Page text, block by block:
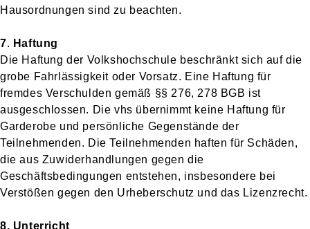
Hausordnungen sind zu beachten.
7. Haftung
Die Haftung der Volkshochschule beschränkt sich auf die
grobe Fahrlässigkeit oder Vorsatz. Eine Haftung für
fremdes Verschulden gemäß §§ 276, 278 BGB ist
ausgeschlossen. Die vhs übernimmt keine Haftung für
Garderobe und persönliche Gegenstände der
Teilnehmenden. Die Teilnehmenden haften für Schäden,
die aus Zuwiderhandlungen gegen die
Geschäftsbedingungen entstehen, insbesondere bei
Verstößen gegen den Urheberschutz und das Lizenzrecht.
8. Unterricht